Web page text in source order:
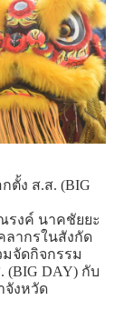
ตั้ง ส.ส. (BIG
รงค์ นาคชัยยะ
ลากรในสังกัด
จัดกิจกรรม
DAY) กับ
จังหวัด